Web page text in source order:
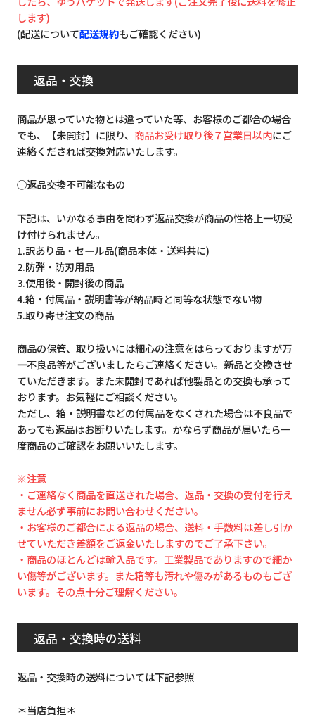
します)
(配送について配送規約もご確認ください)
返品・交換
商品が思っていた物とは違っていた等、お客様のご都合の場合
でも、【未開封】に限り、 商品お受け取り後７営業日以内にご
連絡くだされば交換対応いたします。
◯返品交換不可能なもの
下記は、いかなる事由を問わず返品交換が商品の性格上一切受
け付けられません。
1.訳あり品・セール品(商品本体・送料共に)
2.防弾・防刃用品
3.使用後・開封後の商品
4.箱・付属品・説明書等が納品時と同等な状態でない物
5.取り寄せ注文の商品
商品の保管、取り扱いには細心の注意をはらっておりますが万
一不良品等がございましたらご連絡ください。新品と交換させ
ていただきます。また未開封であれば他製品との交換も承って
おります。お気軽にご相談ください。
ただし、箱・説明書などの付属品をなくされた場合は不良品で
あっても返品はお断りいたします。かならず商品が届いたら一
度商品のご確認をお願いいたします。
※注意
・ご連絡なく商品を直送された場合、返品・交換の受付を行え
ません必ず事前にお問い合わせください。
・お客様のご都合による返品の場合、送料・手数料は差し引か
せていただき差額をご返金いたしますのでご了承下さい。
・商品のほとんどは輸入品です。工業製品でありますので細か
い傷等がございます。また箱等も汚れや傷みがあるものもござ
います。その点十分ご理解ください。
返品・交換時の送料
返品・交換時の送料については下記参照
＊当店負担＊